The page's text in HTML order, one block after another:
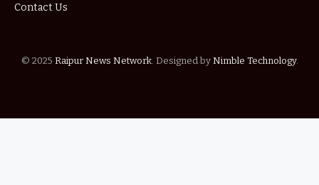
Contact Us
© 2025 Raipur News Network. Designed by Nimble Technology.